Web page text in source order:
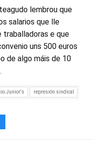
lembrou que
salarios que lle
traballadoras e que
uns 500 euros
de algo máis de 10
Junior's represión sindical